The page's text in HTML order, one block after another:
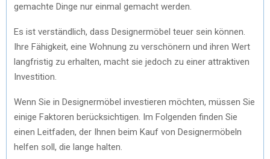
gemachte Dinge nur einmal gemacht werden.
Es ist verständlich, dass Designermöbel teuer sein können.
Ihre Fähigkeit, eine Wohnung zu verschönern und ihren Wert
langfristig zu erhalten, macht sie jedoch zu einer attraktiven
Investition.
Wenn Sie in Designermöbel investieren möchten, müssen Sie
einige Faktoren berücksichtigen. Im Folgenden finden Sie
einen Leitfaden, der Ihnen beim Kauf von Designermöbeln
helfen soll, die lange halten.